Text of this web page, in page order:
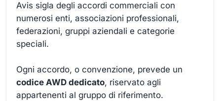
Avis sigla degli accordi commerciali con
numerosi enti, associazioni professionali,
federazioni, gruppi aziendali e categorie
speciali.
Ogni accordo, o convenzione, prevede un
codice AWD dedicato, riservato agli
appartenenti al gruppo di riferimento.